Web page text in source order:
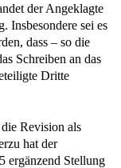
der Angeklagte
Insbesondere sei es
dass – so die
Schreiben an das
Dritte
Revision als
hat der
ergänzend Stellung